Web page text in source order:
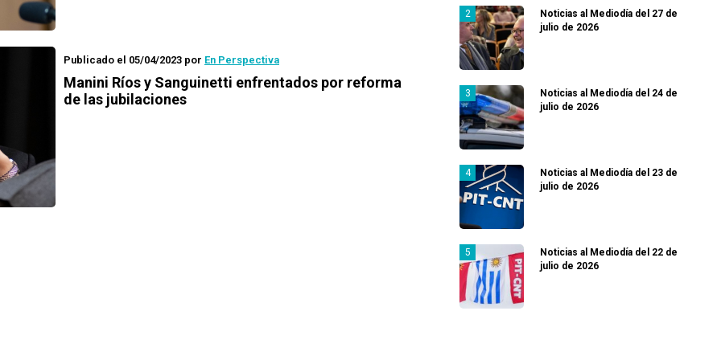
Publicado el 05/04/2023 por En Perspectiva
Manini Ríos y Sanguinetti enfrentados por reforma
de las jubilaciones
Noticias al Mediodía del 27 de
julio de 2026
Noticias al Mediodía del 24 de
julio de 2026
Noticias al Mediodía del 23 de
julio de 2026
Noticias al Mediodía del 22 de
julio de 2026